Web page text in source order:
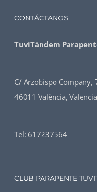
CONTÁCTANOS
TuviTándem
C/ Arzobispo Company,
46011 València, Valencia
Tel: 617237564
CLUB PARAPENTE